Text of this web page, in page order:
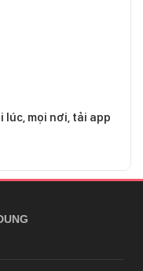
mọi nơi, tải app